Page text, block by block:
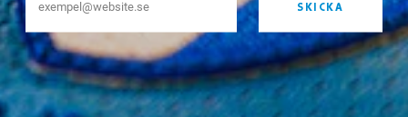
SKICKA